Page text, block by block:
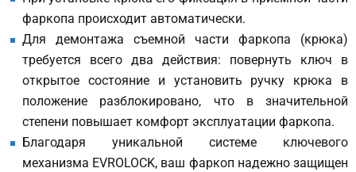
фаркопа происходит автоматически.
Для демонтажа съемной части фаркопа (крюка)
требуется всего два действия: повернуть ключ в
открытое состояние и установить ручку крюка в
положение разблокировано, что в значительной
степени повышает комфорт эксплуатации фаркопа.
Благодаря уникальной системе ключевого
механизма EVROLOCK, ваш фаркоп надежно защищен